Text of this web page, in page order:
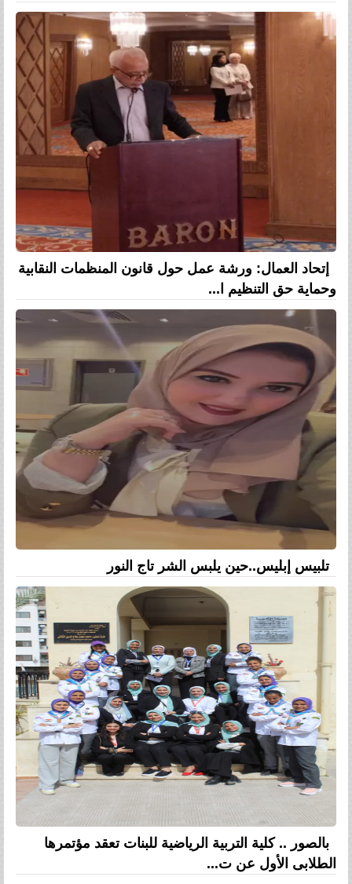
إتحاد العمال: ورشة عمل حول قانون المنظمات النقابية
وحماية حق التنظيم ا...
تلبيس إبليس..حين يلبس الشر تاج النور
بالصور .. كلية التربية الرياضية للبنات تعقد مؤتمرها
الطلابى الأول عن ت...